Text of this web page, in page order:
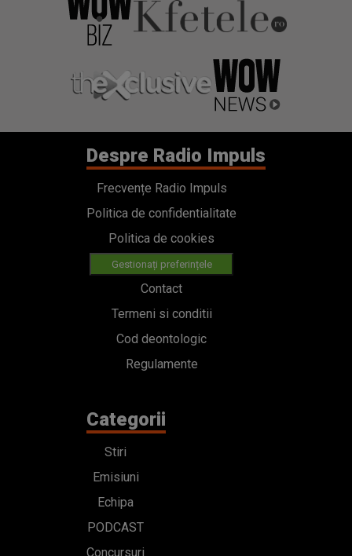
Despre Radio Impuls
Frecvențe Radio Impuls
Politica de confidentialitate
Politica de cookies
Gestionați preferințele
Contact
Termeni si conditii
Cod deontologic
Regulamente
Categorii
Stiri
Emisiuni
Echipa
PODCAST
Concursuri